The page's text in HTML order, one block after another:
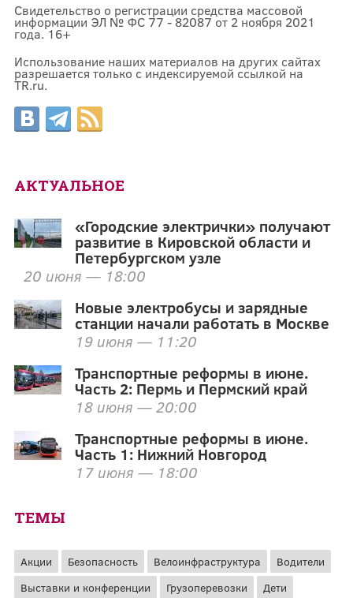
Свидетельство о регистрации средства массовой
информации ЭЛ № ФС 77 - 82087 от 2 ноября 2021
года. 16+
Использование наших материалов на других сайтах
разрешается только с индексируемой ссылкой на
TR.ru.
АКТУАЛЬНОЕ
«Городские электрички» получают
развитие в Кировской области и
Петербургском узле
20 июня — 18:00
Новые электробусы и зарядные
станции начали работать в Москве
19 июня — 11:20
Транспортные реформы в июне.
Часть 2: Пермь и Пермский край
18 июня — 20:00
Транспортные реформы в июне.
Часть 1: Нижний Новгород
17 июня — 18:00
ТЕМЫ
Акции Безопасность Велоинфраструктура
Водители
Выставки и конференции
Грузоперевозки Дети